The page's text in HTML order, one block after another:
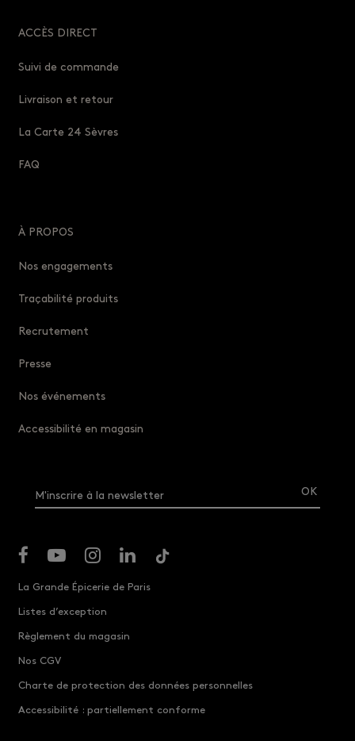
ACCÈS DIRECT
Suivi de commande
Livraison et retour
La Carte 24 Sèvres
FAQ
À PROPOS
Nos engagements
Traçabilité produits
Recrutement
Presse
Nos événements
Accessibilité en magasin
M'inscrire à la newsletter
La Grande Épicerie de Paris
Listes d’exception
Règlement du magasin
Nos CGV
Charte de protection des données personnelles
Accessibilité : partiellement conforme